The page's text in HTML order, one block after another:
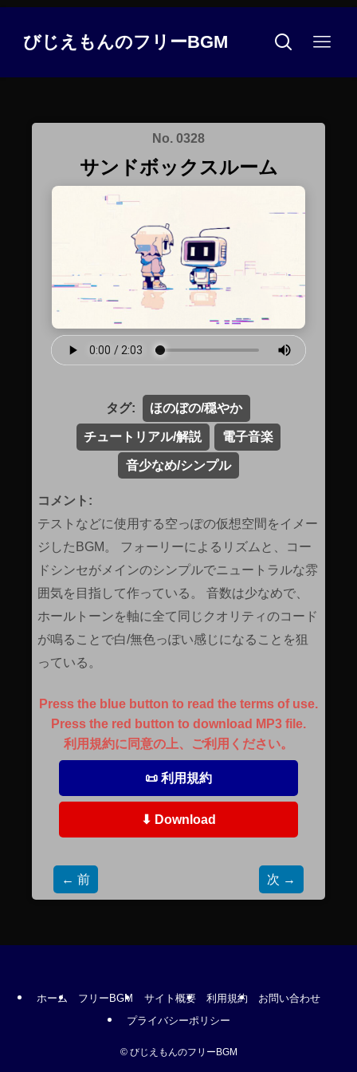
びじえもんのフリーBGM
No. 0328
サンドボックスルーム
タグ:
ほのぼの/穏やか
チュートリアル/解説
電子音楽
音少なめ/シンプル
コメント:
テストなどに使用する空っぽの仮想空間をイメー
ジしたBGM。 フォーリーによるリズムと、コー
ドシンセがメインのシンプルでニュートラルな雰
囲気を目指して作っている。 音数は少なめで、
ホールトーンを軸に全て同じクオリティのコード
が鳴ることで白/無色っぽい感じになることを狙
っている。
Press the blue button to read the terms of use.
Press the red button to download MP3 file.
利用規約に同意の上、ご利用ください。
📜 利用規約
⬇ Download
← 前 次 →
ホーム フリーBGM サイト概要 利用規約
お問い合わせ
プライバシーポリシー
©びじえもんのフリーBGM